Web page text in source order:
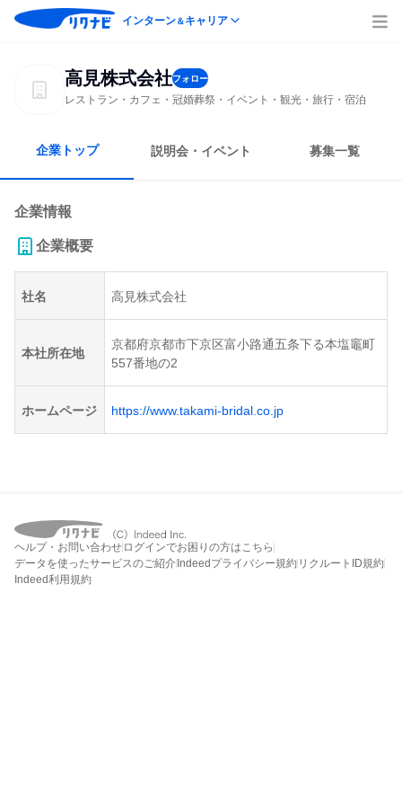
インターン＆キャリア
高見株式会社フォロー
レストラン・カフェ・冠婚葬祭・イベント・観光・旅行・宿泊
企業トップ 説明会・イベント 募集一覧
企業情報
企業概要
社名 高見株式会社
本社所在地
京都府京都市下京区富小路通五条下る本塩竈町
557番地の2
ホームページ https://www.takami-bridal.co.jp
ヘルプ・お問い合わせ ログインでお困りの方はこちら
データを使ったサービスのご紹介 Indeedプライバシー規約 リクルートID規約
Indeed利用規約